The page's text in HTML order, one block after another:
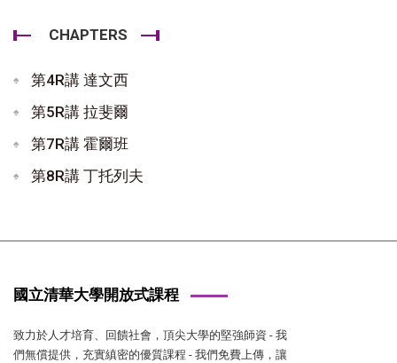
CHAPTERS
第4R講 達文西
第5R講 拉斐爾
第7R講 霍爾班
第8R講 丁托列夫
國立清華大學開放式課程
致力於人才培育、回饋社會，頂尖大學的堅強師資 - 我
們無償提供，充實縝密的優質課程 - 我們免費上傳，讓